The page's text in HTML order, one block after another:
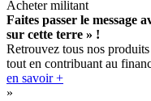
Acheter militant
Faites passer le message
sur cette terre » !
Retrouvez tous nos
tout en contribuant au
en savoir +
»